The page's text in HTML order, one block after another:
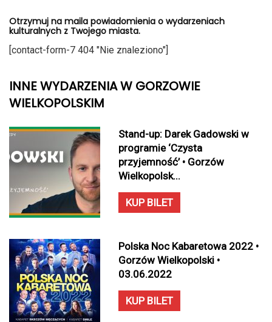
Otrzymuj na maila powiadomienia o wydarzeniach
kulturalnych z Twojego miasta.
[contact-form-7 404 "Nie znaleziono"]
INNE WYDARZENIA W GORZOWIE
WIELKOPOLSKIM
Stand-up: Darek Gadowski w
programie ‘Czysta
przyjemność’ • Gorzów
Wielkopolsk...
KUP BILET
Polska Noc Kabaretowa 2022 •
Gorzów Wielkopolski •
03.06.2022
KUP BILET